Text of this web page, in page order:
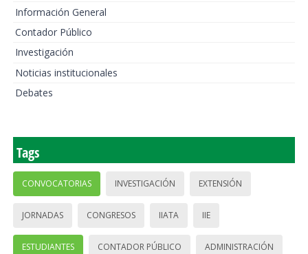
Información General
Contador Público
Investigación
Noticias institucionales
Debates
Tags
CONVOCATORIAS INVESTIGACIÓN EXTENSIÓN
JORNADAS CONGRESOS IIATA IIE
ESTUDIANTES CONTADOR PÚBLICO ADMINISTRACIÓN